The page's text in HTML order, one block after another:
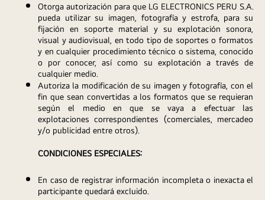
Otorga autorización para que LG ELECTRONICS PERU S.A.
pueda utilizar su imagen, fotografía y estrofa, para su
fijación en soporte material y su explotación sonora,
visual y audiovisual, en todo tipo de soportes o formatos
y en cualquier procedimiento técnico o sistema, conocido
o por conocer, así como su explotación a través de
cualquier medio.
Autoriza la modificación de su imagen y fotografía, con el
fin que sean convertidas a los formatos que se requieran
según el medio en que se vaya a efectuar las
explotaciones correspondientes (comerciales, mercadeo
y/o publicidad entre otros).
CONDICIONES ESPECIALES:
En caso de registrar información incompleta o inexacta el
participante quedará excluido.